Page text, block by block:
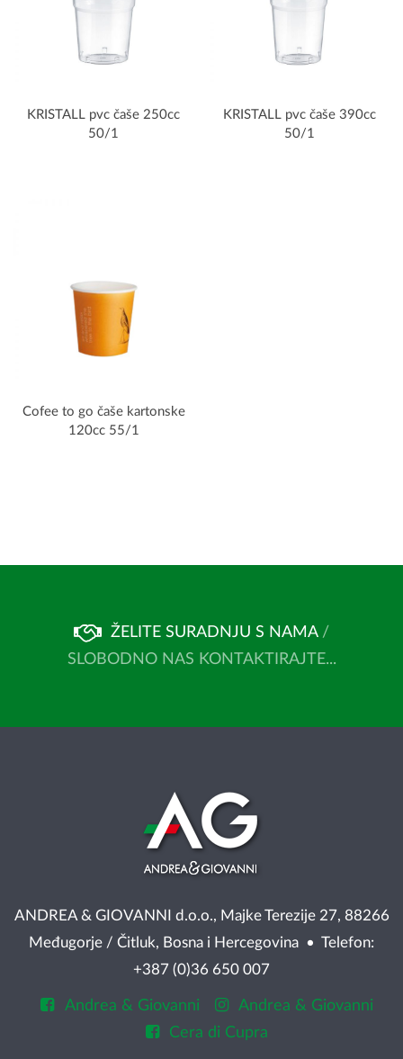
KRISTALL pvc čaše 250cc
50/1
KRISTALL pvc čaše 390cc
50/1
Cofee to go čaše kartonske
120cc 55/1
ŽELITE SURADNJU S NAMA /
SLOBODNO NAS KONTAKTIRAJTE...
ANDREA & GIOVANNI d.o.o., Majke Terezije 27, 88266
Međugorje / Čitluk, Bosna i Hercegovina • Telefon:
+387 (0)36 650 007
Andrea & Giovanni
Andrea & Giovanni
Cera di Cupra